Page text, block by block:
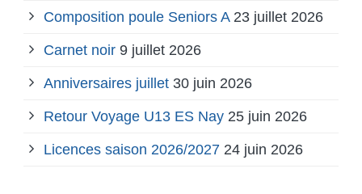
Composition poule Seniors A 23 juillet 2026
Carnet noir 9 juillet 2026
Anniversaires juillet 30 juin 2026
Retour Voyage U13 ES Nay 25 juin 2026
Licences saison 2026/2027 24 juin 2026